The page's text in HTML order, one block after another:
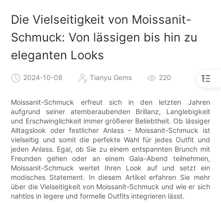
Die Vielseitigkeit von Moissanit-
Schmuck: Von lässigen bis hin zu
eleganten Looks
2024-10-08 Tianyu Gems 220
Moissanit-Schmuck erfreut sich in den letzten Jahren
aufgrund seiner atemberaubenden Brillanz, Langlebigkeit
und Erschwinglichkeit immer größerer Beliebtheit. Ob lässiger
Alltagslook oder festlicher Anlass – Moissanit-Schmuck ist
vielseitig und somit die perfekte Wahl für jedes Outfit und
jeden Anlass. Egal, ob Sie zu einem entspannten Brunch mit
Freunden gehen oder an einem Gala-Abend teilnehmen,
Moissanit-Schmuck wertet Ihren Look auf und setzt ein
modisches Statement. In diesem Artikel erfahren Sie mehr
über die Vielseitigkeit von Moissanit-Schmuck und wie er sich
nahtlos in legere und formelle Outfits integrieren lässt.